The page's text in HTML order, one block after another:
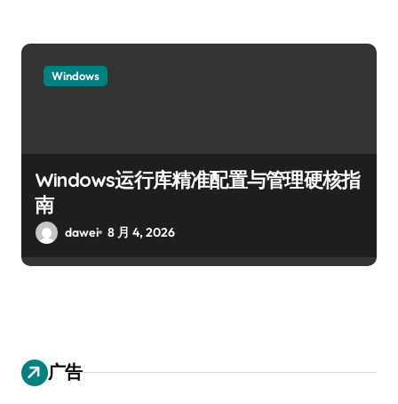
Windows
Windows运行库精准配置与管理硬核指
南
dawei 8 月 4, 2026
广告